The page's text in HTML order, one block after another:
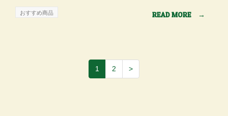
おすすめ商品 READ MORE →
1 2 >